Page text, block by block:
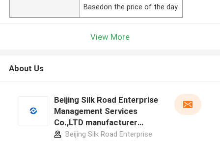
Basedon the price of the day
View More
About Us
Beijing Silk Road Enterprise
Management Services
Co.,LTD manufacturer
profileBeijing Silk Road Enterprise